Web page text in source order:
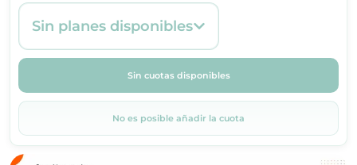
Sin planes disponibles
Sin cuotas disponibles
No es posible añadir la cuota